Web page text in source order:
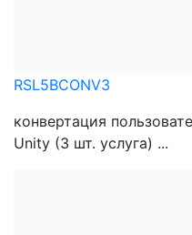
RSL5BCONV3
конвертация
Unity (3 шт. услуга) ...